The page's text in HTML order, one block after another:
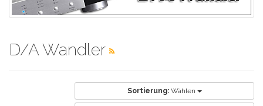
D/A Wandler
Sortierung: Wählen